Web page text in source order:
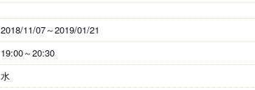
2018/11/07～2019/01/21
19:00～20:30
水